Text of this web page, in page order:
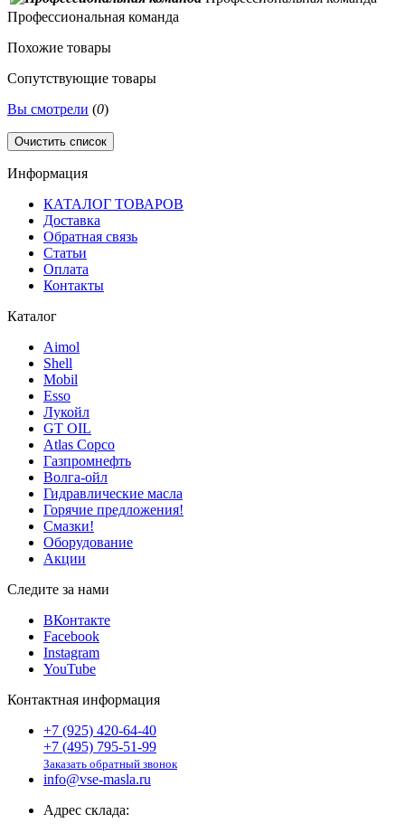
Профессиональная команда
Похожие товары
Сопутствующие товары
Вы смотрели (0)
Очистить список
Информация
КАТАЛОГ ТОВАРОВ
Доставка
Обратная связь
Статьи
Оплата
Контакты
Каталог
Aimol
Shell
Mobil
Esso
Лукойл
GT OIL
Atlas Copco
Газпромнефть
Волга-ойл
Гидравлические масла
Горячие предложения!
Смазки!
Оборудование
Акции
Следите за нами
ВКонтакте
Facebook
Instagram
YouTube
Контактная информация
+7 (925) 420-64-40
+7 (495) 795-51-99
Заказать обратный звонок
info@vse-masla.ru
Адрес склада: